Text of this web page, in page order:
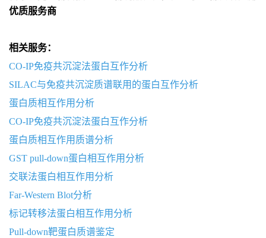
优质服务商
相关服务：
CO-IP免疫共沉淀法蛋白互作分析
SILAC与免疫共沉淀质谱联用的蛋白互作分析
蛋白质相互作用分析
CO-IP免疫共沉淀法蛋白互作分析
蛋白质相互作用质谱分析
GST pull-down蛋白相互作用分析
交联法蛋白相互作用分析
Far-Western Blot分析
标记转移法蛋白相互作用分析
Pull-down靶蛋白质谱鉴定